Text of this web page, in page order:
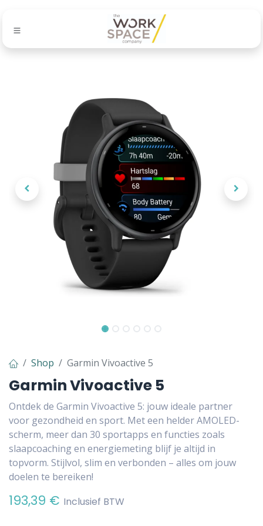
Shop Garmin Vivoactive 5
Garmin Vivoactive 5
Ontdek de Garmin Vivoactive 5: jouw ideale partner
voor gezondheid en sport. Met een helder AMOLED-
scherm, meer dan 30 sportapps en functies zoals
slaapcoaching en energiemeting blijf je altijd in
topvorm. Stijlvol, slim en verbonden – alles om jouw
doelen te bereiken!
193,39 € Inclusief BTW